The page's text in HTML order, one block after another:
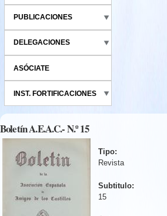
PUBLICACIONES
DELEGACIONES
ASÓCIATE
INST. FORTIFICACIONES
Boletín A.E.A.C.- N.º 15
Tipo:
Revista
Subtitulo:
15